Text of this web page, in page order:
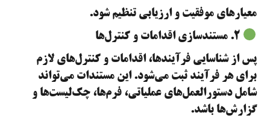
معیارهای موفقیت و ارزیابی تنظیم شود.
پس از شناسایی فرآیندها، اقدامات و کنترل‌های لازم
برای هر فرآیند ثبت می‌شود. این مستندات می‌تواند
شامل دستورالعمل‌های عملیاتی، فرم‌ها، چک‌لیست‌ها و
گزارش‌ها باشد.